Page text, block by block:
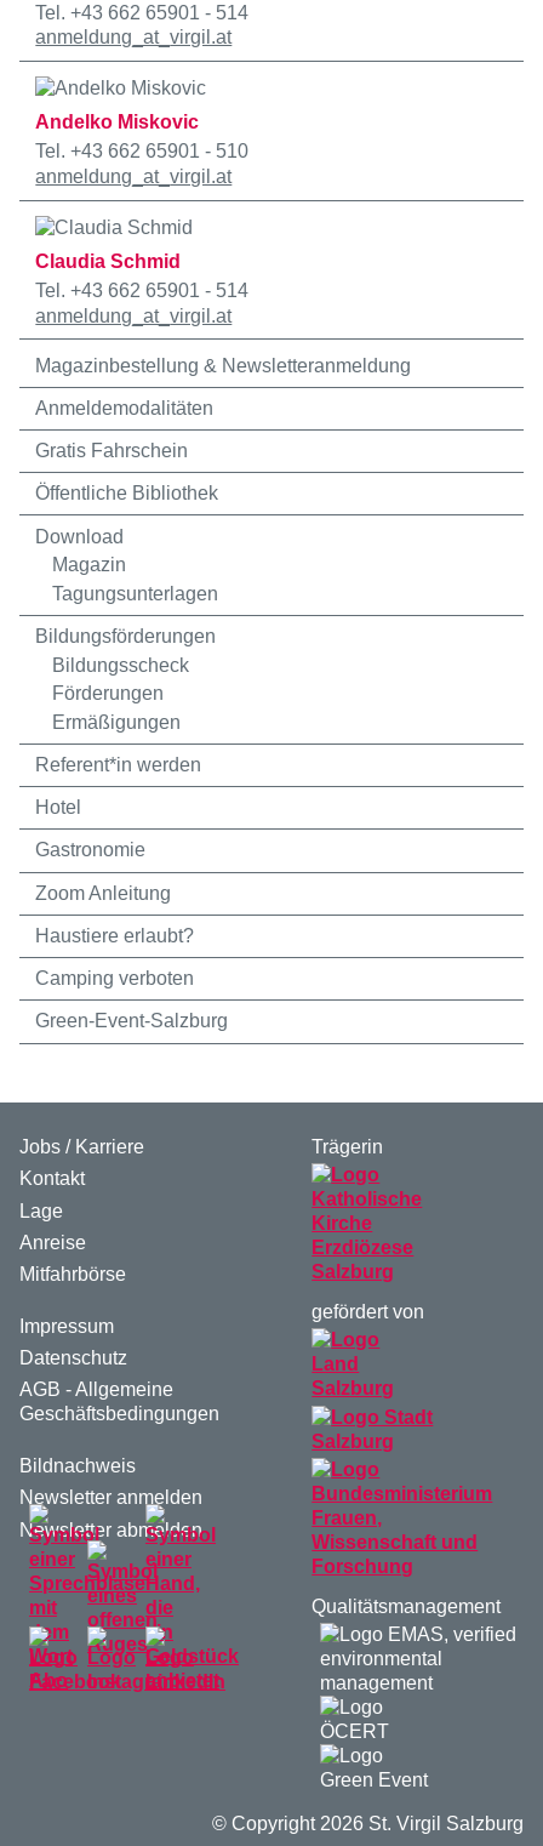
Tel. +43 662 65901 - 514
anmeldung _at_virgil.at
Andelko Miskovic
Tel. +43 662 65901 - 510
anmeldung _at_virgil.at
Claudia Schmid
Tel. +43 662 65901 - 514
anmeldung _at_virgil.at
Magazinbestellung & Newsletteranmeldung
Anmeldemodalitäten
Gratis Fahrschein
Öffentliche Bibliothek
Download
Magazin
Tagungsunterlagen
Bildungsförderungen
Bildungsscheck
Förderungen
Ermäßigungen
Referent*in werden
Hotel
Gastronomie
Zoom Anleitung
Haustiere erlaubt?
Camping verboten
Green-Event-Salzburg
Jobs / Karriere
Kontakt
Lage
Anreise
Mitfahrbörse
Impressum
Datenschutz
AGB - Allgemeine
Geschäftsbedingungen
Bildnachweis
Newsletter anmelden
Newsletter abmelden
Trägerin
gefördert von
Qualitätsmanagement
© Copyright 2026 St. Virgil Salzburg